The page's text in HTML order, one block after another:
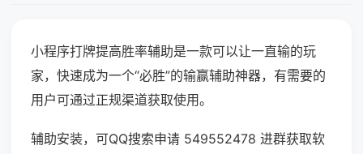
小程序打牌提高胜率辅助是一款可以让一直输的玩
家，快速成为一个“必胜”的输赢辅助神器，有需要的
用户可通过正规渠道获取使用。
辅助安装，可QQ搜索申请 549552478 进群获取软